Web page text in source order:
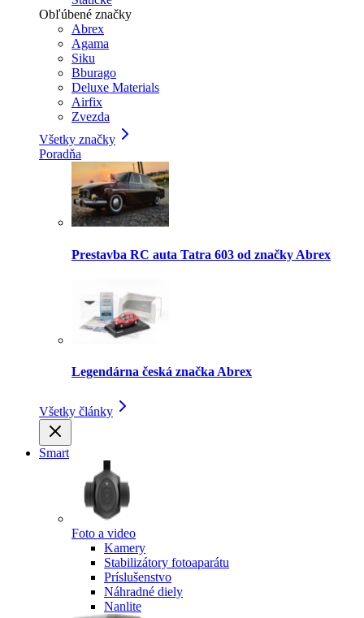
Obľúbené značky
Abrex
Agama
Siku
Bburago
Deluxe Materials
Airfix
Zvezda
Všetky značky
Poradňa
Prestavba RC auta Tatra 603 od značky Abrex
Legendárna česká značka Abrex
Všetky články
Smart
Foto a video
Kamery
Stabilizátory fotoaparátu
Príslušenstvo
Náhradné diely
Nanlite